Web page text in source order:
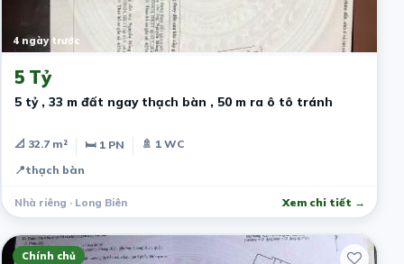
4 ngày trước
5 Tỷ
5 tỷ , 33 m đất ngay thạch bàn , 50 m ra ô tô tránh
📐 32.7 m² 🛏 1 PN
🚿 1 WC
📍thạch bàn
Nhà riêng · Long Biên Xem chi tiết →
Chính chủ